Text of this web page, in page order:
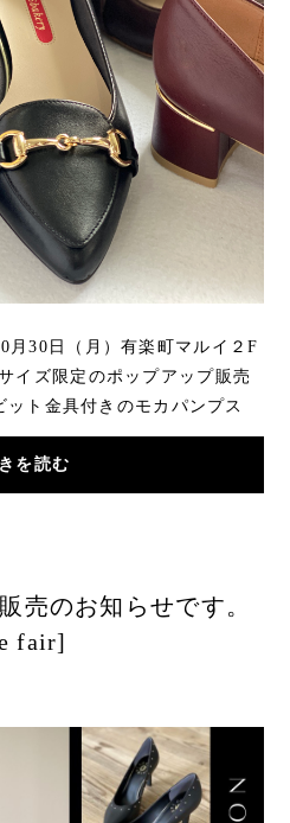
月30日（月）有楽町マルイ２F
イズ限定のポップアップ販売
ト金具付きのモカパンプス
ルに金具のついたスク...
を読む
売のお知らせです。
fair]